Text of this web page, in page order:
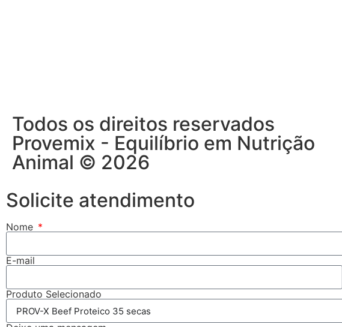
Todos os direitos reservados
Provemix - Equilíbrio em Nutrição
Animal © 2026
Solicite atendimento
Nome
E-mail
Produto Selecionado